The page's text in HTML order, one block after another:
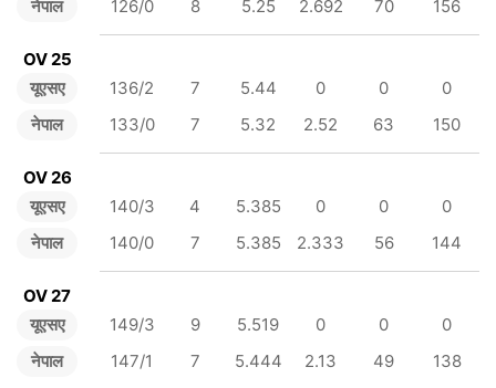
नेपाल 126/0 8 5.25 2.692 70 156
OV 25
यूएसए
नेपाल
136/2 7 5.44 0 0
0
133/0
7 5.32 2.52 63 150
OV 26
यूएसए
नेपाल
140/3 4 5.385 0 0
0
140/0
7 5.385 2.333 56 144
OV 27
यूएसए
नेपाल
149/3 9 5.519 0 0
0
147/1
7 5.444 2.13 49 138